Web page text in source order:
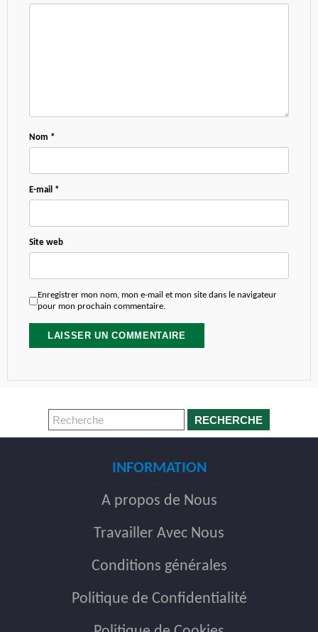
Nom *
E-mail *
Site web
Enregistrer mon nom, mon e-mail et mon site dans le navigateur
pour mon prochain commentaire.
RECHERCHE
INFORMATION
A propos de Nous
Travailler Avec Nous
Conditions générales
Politique de Confidentialité